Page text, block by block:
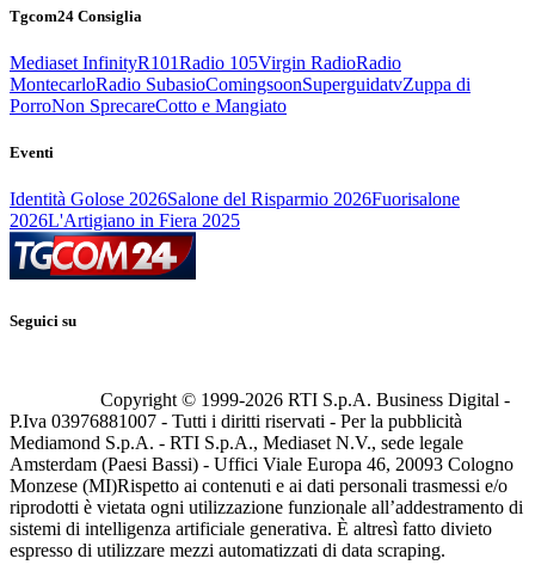
Tgcom24 Consiglia
Mediaset InfinityR101Radio 105Virgin RadioRadio
MontecarloRadio SubasioComingsoonSuperguidatvZuppa di
PorroNon SprecareCotto e Mangiato
Eventi
Identità Golose 2026Salone del Risparmio 2026Fuorisalone
2026L'Artigiano in Fiera 2025
Seguici su
Copyright © 1999-2026 RTI S.p.A. Business Digital -
P.Iva 03976881007 - Tutti i diritti riservati - Per la pubblicità
Mediamond S.p.A. - RTI S.p.A., Mediaset N.V., sede legale
Amsterdam (Paesi Bassi) - Uffici Viale Europa 46, 20093 Cologno
Monzese (MI)Rispetto ai contenuti e ai dati personali trasmessi e/o
riprodotti è vietata ogni utilizzazione funzionale all’addestramento di
sistemi di intelligenza artificiale generativa. È altresì fatto divieto
espresso di utilizzare mezzi automatizzati di data scraping.